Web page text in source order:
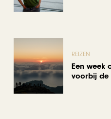
REIZEN
Een week
voorbij de